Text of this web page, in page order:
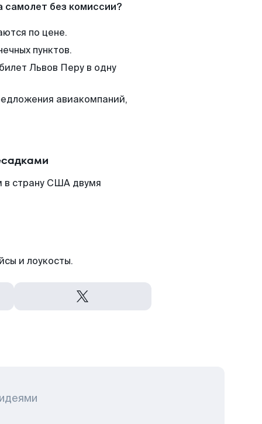
самолет без комиссии?
по цене.
пунктов.
Львов Перу в одну
авиакомпаний,
в страну США двумя
и лоукосты.